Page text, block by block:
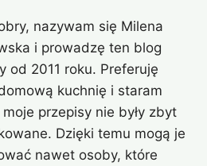
nazywam się Milena
i prowadzę ten blog
od 2011 roku. Preferuję
kuchnię i staram
przepisy nie były zbyt
Dzięki temu mogą je
nawet osoby, które